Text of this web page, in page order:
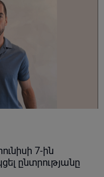
7-ին
ընտրությանը